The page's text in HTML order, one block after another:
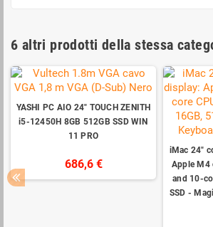
6 altri prodotti della stessa
YASHI PC AIO 24" TOUCH ZENITH
i5-12450H 8GB 512GB SSD WIN
11 PRO
686,6 €
iMac 24"
Apple M4
and 10-
SSD -